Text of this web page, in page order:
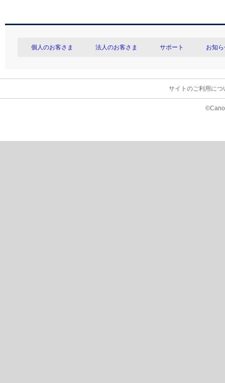
個人のお客さま 法人のお客さま サポート お知
サイトのご利用につ